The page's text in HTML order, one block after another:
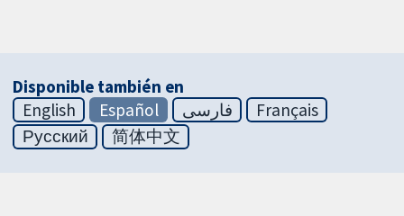
Disponible también en
English
Español فارسی
Français
Русский
简体中文